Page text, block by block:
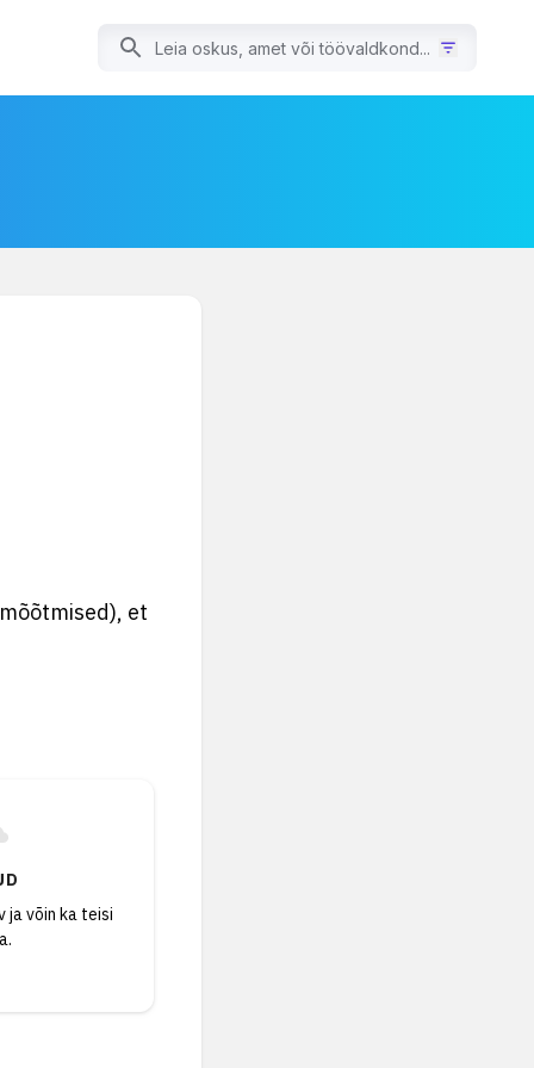
et
ja võin ka teisi